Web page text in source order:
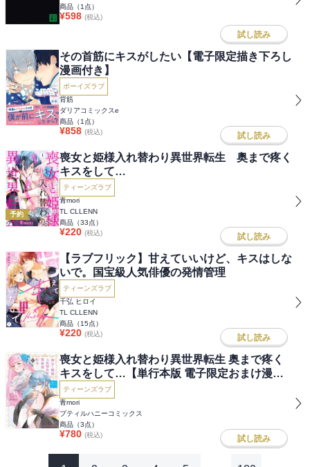
商品（1 点）
¥598 (税込)
試し読み
その首筋にキスがしたい【電子限定描き下ろし
漫画付き】
ボーイズラブ
背筋
ダリアコミックスe
商品（1 点）
¥858 (税込) 試し読み
予約
喪女と姫様入れ替わり異世界転生 奥まで疼く
キスをして…
ティーンズラブ
青mori
TL CLLENN
商品（33点）
¥220 (税込) 試し読み
【ラブフリック】甘えていいけど、キスはしな
いで。国宝級人気俳優の発情管理
ティーンズラブ
千弘 ヒロイ
TL CLLENN
商品（15点）
¥220 (税込) 試し読み
喪女と姫様入れ替わり異世界転生 奥まで疼く
キスをして…【単行本版 電子限定おまけ漫画
付き】
ティーンズラブ
青mori
プティルハニーコミックス
商品（3点）
¥780 (税込) 試し読み